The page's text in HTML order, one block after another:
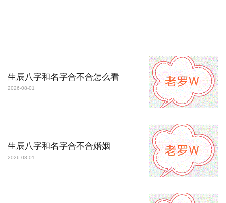
生辰八字和名字合不合怎么看
2026-08-01
生辰八字和名字合不合婚姻
2026-08-01